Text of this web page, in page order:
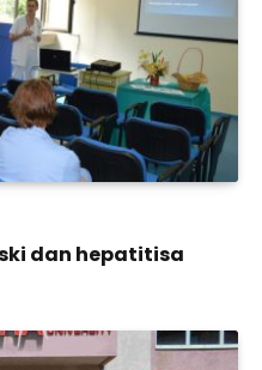
dan hepatitisa